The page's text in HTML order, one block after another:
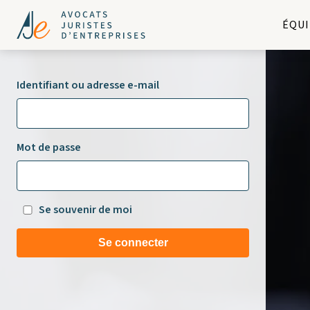
Identifiant ou adresse e-mail
Mot de passe
Se souvenir de moi